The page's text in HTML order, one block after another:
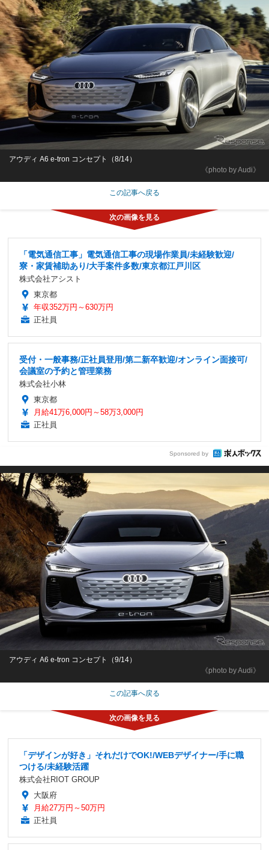
《photo by Audi》
アウディ A6 e-tron コンセプト（8/14）
この記事へ戻る
「電気通信工事」電気通信工事の現場作業員/未経験歓迎/
寮・家賃補助あり/大手案件多数/東京都江戸川区
株式会社アシスト
東京都
年収352万円～630万円
正社員
受付・一般事務/正社員登用/第二新卒歓迎/オンライン面接可/
会議室の予約と管理業務
株式会社小林
東京都
月給41万6,000円～58万3,000円
正社員
Sponsored by
《photo by Audi》
アウディ A6 e-tron コンセプト（9/14）
この記事へ戻る
「デザインが好き」それだけでOK!/WEBデザイナー/手に職
つける/未経験活躍
株式会社RIOT GROUP
大阪府
月給27万円～50万円
正社員